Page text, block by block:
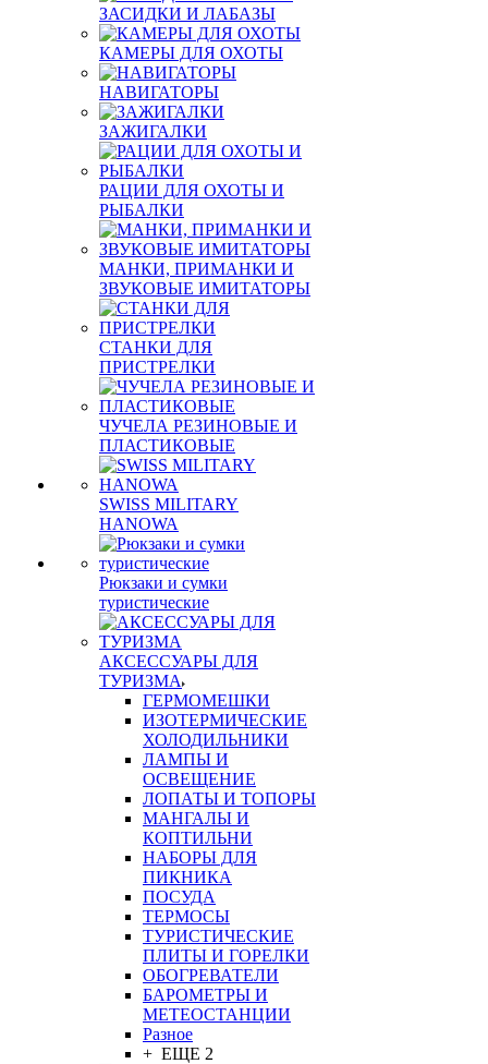
ЗАСИДКИ И ЛАБАЗЫ
КАМЕРЫ ДЛЯ ОХОТЫ
НАВИГАТОРЫ
ЗАЖИГАЛКИ
РАЦИИ ДЛЯ ОХОТЫ И
РЫБАЛКИ
МАНКИ, ПРИМАНКИ И
ЗВУКОВЫЕ ИМИТАТОРЫ
СТАНКИ ДЛЯ
ПРИСТРЕЛКИ
ЧУЧЕЛА РЕЗИНОВЫЕ И
ПЛАСТИКОВЫЕ
SWISS MILITARY
HANOWA
Рюкзаки и сумки
туристические
АКСЕССУАРЫ ДЛЯ
ТУРИЗМА
ГЕРМОМЕШКИ
ИЗОТЕРМИЧЕСКИЕ
ХОЛОДИЛЬНИКИ
ЛАМПЫ И
ОСВЕЩЕНИЕ
ЛОПАТЫ И ТОПОРЫ
МАНГАЛЫ И
КОПТИЛЬНИ
НАБОРЫ ДЛЯ
ПИКНИКА
ПОСУДА
ТЕРМОСЫ
ТУРИСТИЧЕСКИЕ
ПЛИТЫ И ГОРЕЛКИ
ОБОГРЕВАТЕЛИ
БАРОМЕТРЫ И
МЕТЕОСТАНЦИИ
Разное
+ ЕЩЕ 2